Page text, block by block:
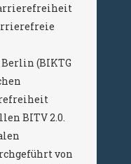
(BIKTG
BITV 2.0.
von